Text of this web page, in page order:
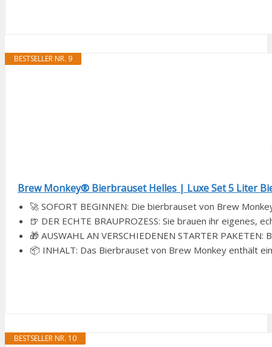
BESTSELLER NR. 9
Brew Monkey® Bierbrauset Helles | Luxe Set 5 Liter
🚀 SOFORT BEGINNEN: Die bierbrauset von Brew
🍺 DER ECHTE BRAUPROZESS: Sie brauen ihr eigenes,
🎁 AUSWAHL AN VERSCHIEDENEN STARTER
📦 INHALT: Das Bierbrauset von Brew Monkey enthält
BESTSELLER NR. 10